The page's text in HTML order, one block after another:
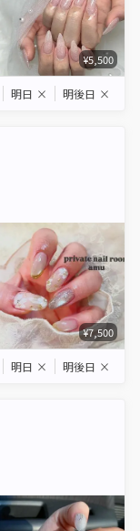
¥5,500
明日 × 明後日 ×
¥7,500
明日 × 明後日 ×